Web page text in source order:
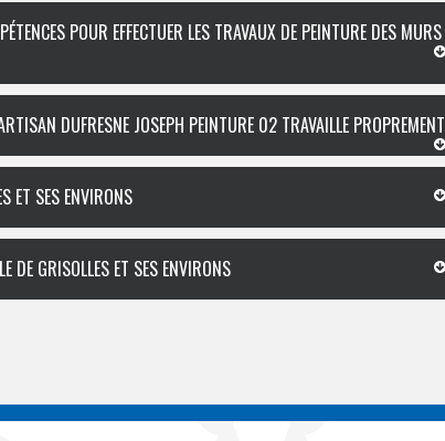
POUR EFFECTUER LES TRAVAUX DE PEINTURE DES MURS
DUFRESNE JOSEPH PEINTURE 02 TRAVAILLE PROPREMENT
ET SES ENVIRONS
DE GRISOLLES ET SES ENVIRONS